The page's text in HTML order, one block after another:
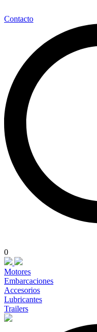
Contacto
0
Motores
Embarcaciones
Accesorios
Lubricantes
Trailers